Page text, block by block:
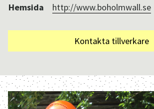
Hemsida
http://www.boholmwall.se
Kontakta tillverkare